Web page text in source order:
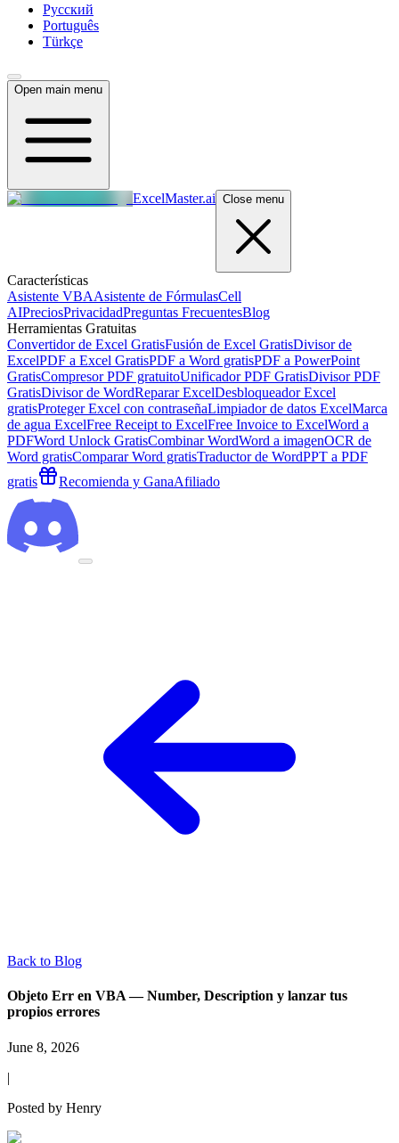
Русский
Português
Türkçe
Open main menu
ExcelMaster.ai Close menu
Características
Asistente VBAAsistente de FórmulasCell
AIPreciosPrivacidadPreguntas FrecuentesBlog
Herramientas Gratuitas
Convertidor de Excel GratisFusión de Excel GratisDivisor de
ExcelPDF a Excel GratisPDF a Word gratisPDF a PowerPoint
GratisCompresor PDF gratuitoUnificador PDF GratisDivisor PDF
GratisDivisor de WordReparar ExcelDesbloqueador Excel
gratisProteger Excel con contraseñaLimpiador de datos ExcelMarca
de agua ExcelFree Receipt to ExcelFree Invoice to ExcelWord a
PDFWord Unlock GratisCombinar WordWord a imagenOCR de
Word gratisComparar Word gratisTraductor de WordPPT a PDF
gratis
Recomienda y GanaAfiliado
Back to Blog
Objeto Err en VBA — Number, Description y lanzar tus
propios errores
June 8, 2026
|
Posted by Henry